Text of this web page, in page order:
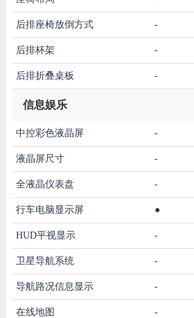
后排座椅放倒方式 -
后排杯架 -
后排折叠桌板 -
信息娱乐
中控彩色液晶屏 -
液晶屏尺寸 -
全液晶仪表盘 -
行车电脑显示屏 ●
HUD平视显示 -
卫星导航系统 -
导航路况信息显示 -
在线地图 -